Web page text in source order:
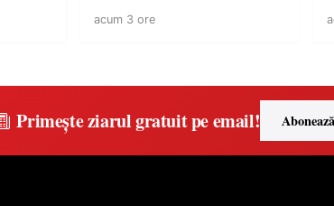
acum 3 ore
Primește ziarul gratuit pe email!